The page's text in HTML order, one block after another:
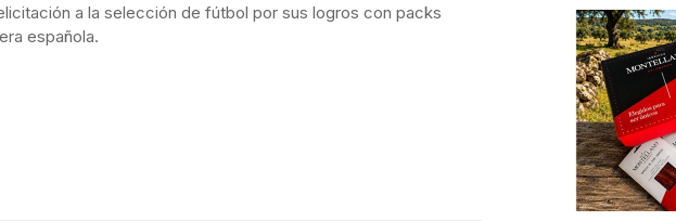
a la selección de fútbol por sus logros con packs
española.